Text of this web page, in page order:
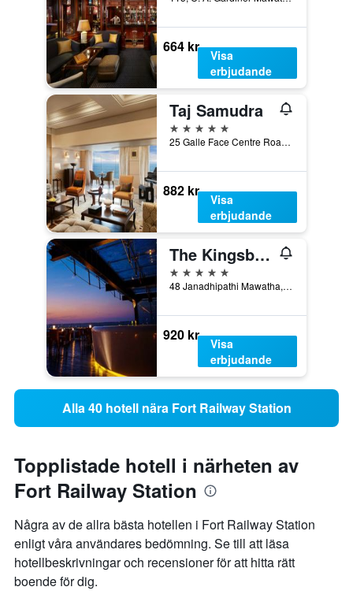
664 kr
Visa
erbjudande
Taj Samudra
5 stjärnor
25 Galle Face Centre Road, Colombo, Sri Lanka
882 kr
Visa
erbjudande
The Kingsbury Colombo
5 stjärnor
48 Janadhipathi Mawatha, Colombo, Sri Lanka
920 kr
Visa
erbjudande
Alla 40 hotell nära Fort Railway Station
Topplistade hotell i närheten av
Fort Railway Station
Några av de allra bästa hotellen i Fort Railway Station
enligt våra användares bedömning. Se till att läsa
hotellbeskrivningar och recensioner för att hitta rätt
boende för dig.